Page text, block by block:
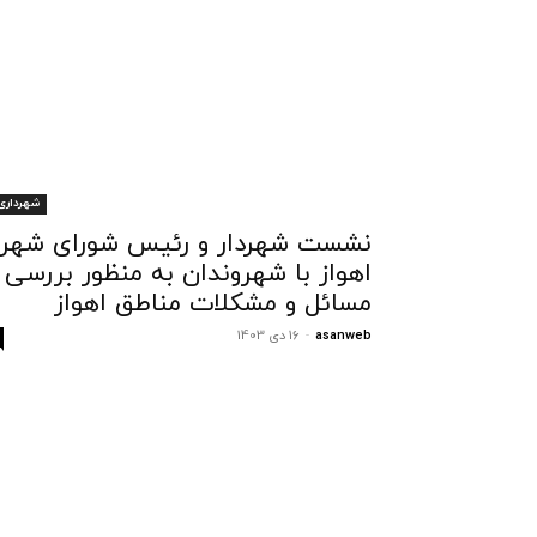
نشست شهردار و رئیس شورای شهر
اهواز با شهروندان به منظور بررسی
مسائل و مشکلات مناطق اهواز
asanweb
- 16 دی 1403